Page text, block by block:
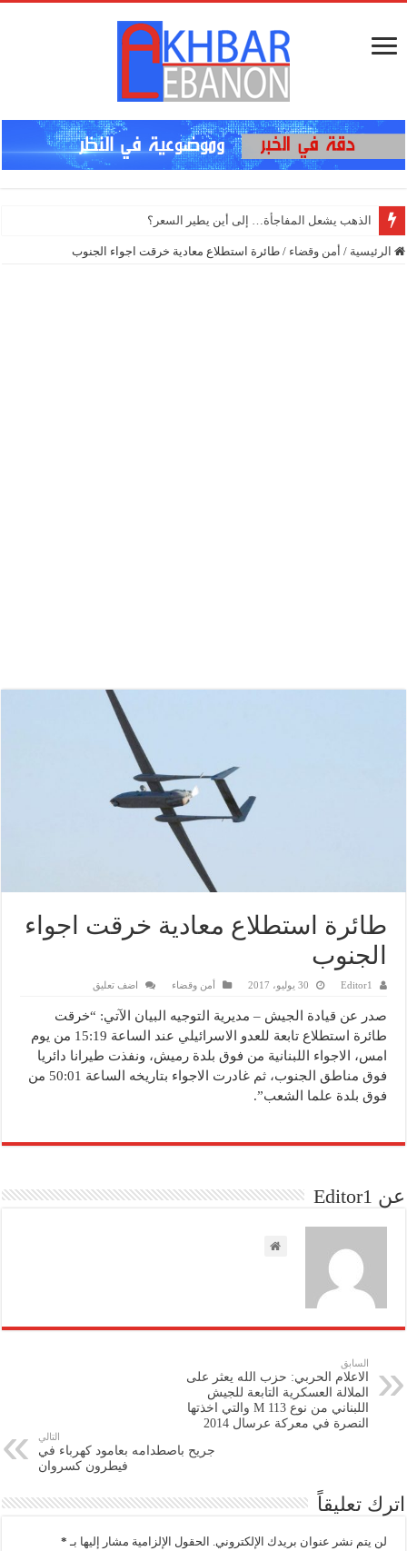
الرئيسية / أمن وقضاء / طائرة استطلاع معادية خرقت اجواء الجنوب
طائرة استطلاع معادية خرقت اجواء
الجنوب
Editor1 30 يوليو، 2017 أمن وقضاء اضف تعليق
صدر عن قيادة الجيش – مديرية التوجيه البيان الآتي: “خرقت
طائرة استطلاع تابعة للعدو الاسرائيلي عند الساعة 15:19 من يوم
امس، الاجواء اللبنانية من فوق بلدة رميش، ونفذت طيرانا دائريا
فوق مناطق الجنوب، ثم غادرت الاجواء بتاريخه الساعة 50:01 من
فوق بلدة علما الشعب”.
عن Editor1
السابق
الاعلام الحربي: حزب الله يعثر على
الملالة العسكرية التابعة للجيش
اللبناني من نوع M 113 والتي اخذتها
النصرة في معركة عرسال 2014
التالي
جريح باصطدامه بعامود كهرباء في
فيطرون كسروان
اترك تعليقاً
لن يتم نشر عنوان بريدك الإلكتروني. الحقول الإلزامية مشار إليها بـ *